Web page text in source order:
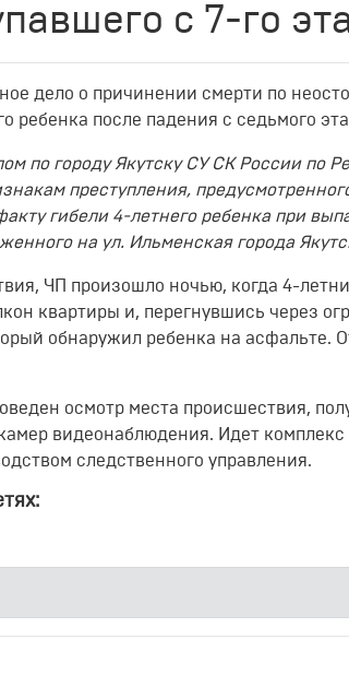
с 7-го
дело о причинении смерти по
ребенка после падения с седьмого
по городу Якутску СУ СК России по
преступления,
гибели 4-летнего ребенка при
на ул. Ильменская города
ЧП произошло ночью, когда 4-
квартиры и, перегнувшись через
обнаружил ребенка на асфальте.
осмотр места происшествия,
видеонаблюдения. Идет
следственного управления.